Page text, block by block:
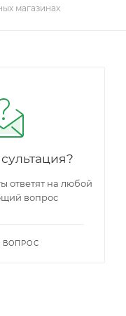
магазинах
ответят на любой
вопрос
ВОПРОС